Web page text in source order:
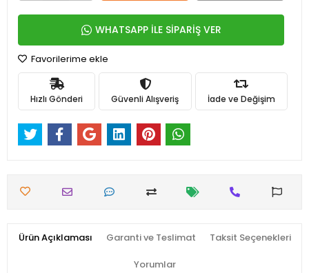
WHATSAPP İLE SİPARİŞ VER
Favorilerime ekle
Hızlı Gönderi Güvenli Alışveriş İade ve Değişim
Ürün Açıklaması Garanti ve Teslimat Taksit Seçenekleri
Yorumlar